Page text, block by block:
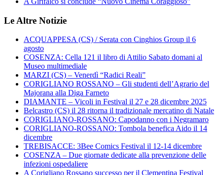
Le Altre Notizie
ACQUAPPESA (CS) / Serata con Cinghios Group il 6
agosto
COSENZA: Cella 121 il libro di Attilio Sabato domani al
Museo multimediale
MARZI (CS) – Venerdì “Radici Reali”
CORIGLIANO ROSSANO – Gli studenti dell’Agrario del
Majorana alla Diga Farneto
DIAMANTE – Vicoli in Festival il 27 e 28 dicembre 2025
Belcastro (CS) il 28 ritorna il tradizionale mercatino di Natale
CORIGLIANO-ROSSANO: Capodanno con i Negramaro
CORIGLIANO-ROSSANO: Tombola benefica Aido il 14
dicembre
TREBISACCE: 3Bee Comics Festival il 12-14 dicembre
COSENZA – Due giornate dedicate alla prevenzione delle
infezioni ospedaliere
A Corigliano Rossano successo per il Clementina Festival